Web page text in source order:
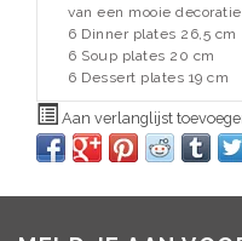
van een mooie
6 Dinner plates 26,5 cm
6 Soup plates 20 cm
6 Dessert plates 19 cm
Aan verlanglijst